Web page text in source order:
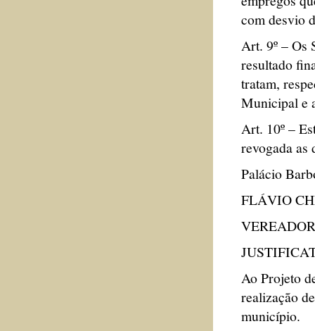
com desvio
Art. 9º – Os
resultado
tratam,
Municipal e
Art. 10º –
revogada as
Palácio
FLÁVIO
Ao Projeto
realização
município.